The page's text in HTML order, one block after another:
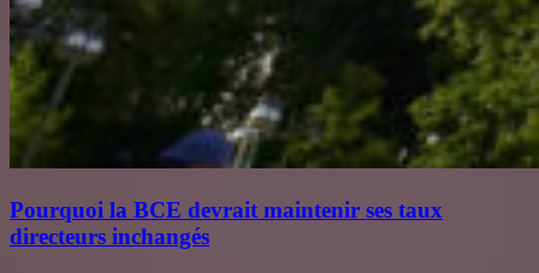
Pourquoi la BCE devrait maintenir ses taux
directeurs inchangés